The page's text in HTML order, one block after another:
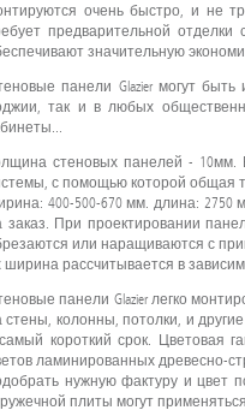
очень быстро, и не
предварительной
значительную
панели Glazier могут
так и в любых
стеновых панелей - 10мм.
с помощью которой общая
400-500-670 мм. длина:
заказ. При проектировании
или наращиваются с
ширина рассчитывается в
панели Glazier легко
стены, колонны, потолки, и
короткий срок. Цветовая
ламинированных древесно-
нужную фактуру и цвет
плиты могут